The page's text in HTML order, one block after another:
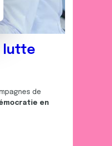
lutte
de
en